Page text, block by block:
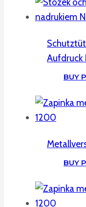
Aufdruck
BUY
BUY